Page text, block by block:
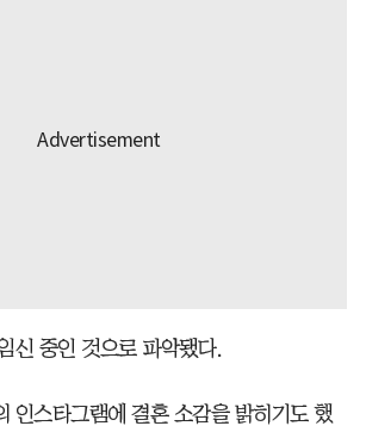
신 중인 것으로 파악됐다.
인스타그램에 결혼 소감을 밝히기도 했